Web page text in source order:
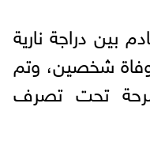
بين دراجة نارية
شخصين، وتم
تحت تصرف